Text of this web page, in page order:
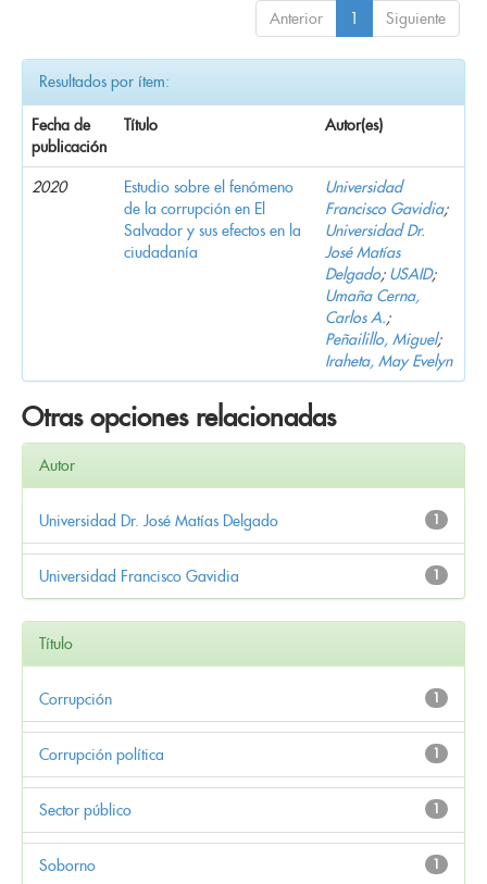
Anterior 1 Siguiente
Resultados por ítem:
Fecha de
publicación
Título Autor(es)
2020
Estudio sobre el fenómeno
de la corrupción en El
Salvador y sus efectos en la
ciudadanía
Universidad
Francisco Gavidia;
Universidad Dr.
José Matías
Delgado; USAID;
Umaña Cerna,
Carlos A.;
Peñailillo, Miguel;
Iraheta, May Evelyn
Otras opciones relacionadas
Autor
1
Universidad Dr. José Matías Delgado
1
Universidad Francisco Gavidia
Título
1
Corrupción
1
Corrupción política
1
Sector público
1
Soborno